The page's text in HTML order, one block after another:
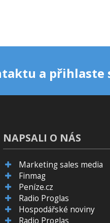
a přihlaste
NAPSALI O NÁS
Marketing sales media
Finmag
Peníze.cz
Radio Proglas
Hospodářské noviny
Radio Proglas